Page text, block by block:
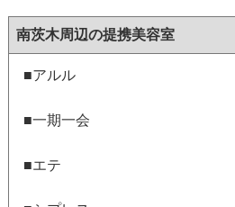
南茨木周辺の提携美容室
■アルル
■一期一会
■エテ